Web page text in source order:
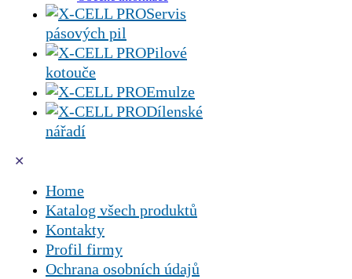
Servis
pásových pil
Pilové
kotouče
Emulze
Dílenské
nářadí
✕
Home
Katalog všech produktů
Kontakty
Profil firmy
Ochrana osobních údajů